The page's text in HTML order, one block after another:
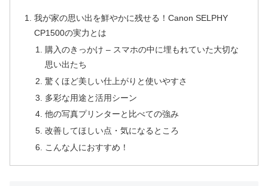
我が家の思い出を鮮やかに残せる！Canon SELPHY
CP1500の実力とは
購入のきっかけ – スマホの中に埋もれていた大切な
思い出たち
驚くほど美しい仕上がりと使いやすさ
多彩な用途と活用シーン
他の写真プリンターと比べての強み
改善してほしい点・気になるところ
こんな人におすすめ！